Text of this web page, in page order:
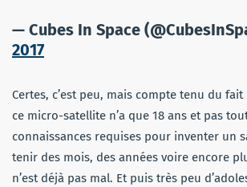
— Cubes In Space
2017
Certes, c’est peu, mais compte tenu du
ce micro-satellite n’a que 18 ans et pas
connaissances requises pour inventer un
tenir des mois, des années voire encore
n’est déjà pas mal. Et puis très peu